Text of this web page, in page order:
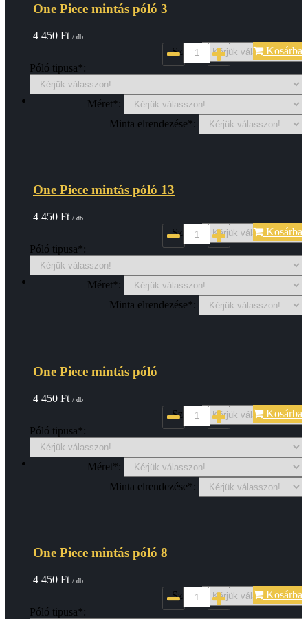
One Piece mintás póló 3
4 450 Ft / db
Szin*:
Póló tipusa*:
Méret*:
Minta elrendezése*:
Kosárba
One Piece mintás póló 13
4 450 Ft / db
Szin*:
Póló tipusa*:
Méret*:
Minta elrendezése*:
Kosárba
One Piece mintás póló
4 450 Ft / db
Szin*:
Póló tipusa*:
Méret*:
Minta elrendezése*:
Kosárba
One Piece mintás póló 8
4 450 Ft / db
Szin*:
Póló tipusa*:
Kosárba